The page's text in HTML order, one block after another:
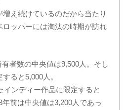
え続けているのだから当たり
ッパーには淘汰の時期が訪れ
者数の中央値は9,500人。そし
ると5,000人。
インディー作品に限定すると
前は中央値は3,200人であっ